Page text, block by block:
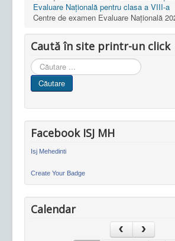
Evaluare Națională pentru clasa a VIII-a
Centre de examen Evaluare Națională
Caută în site printr-un click
Cauta
in
site
Căutare
Facebook ISJ MH
Isj Mehedinti
Create Your Badge
Calendar